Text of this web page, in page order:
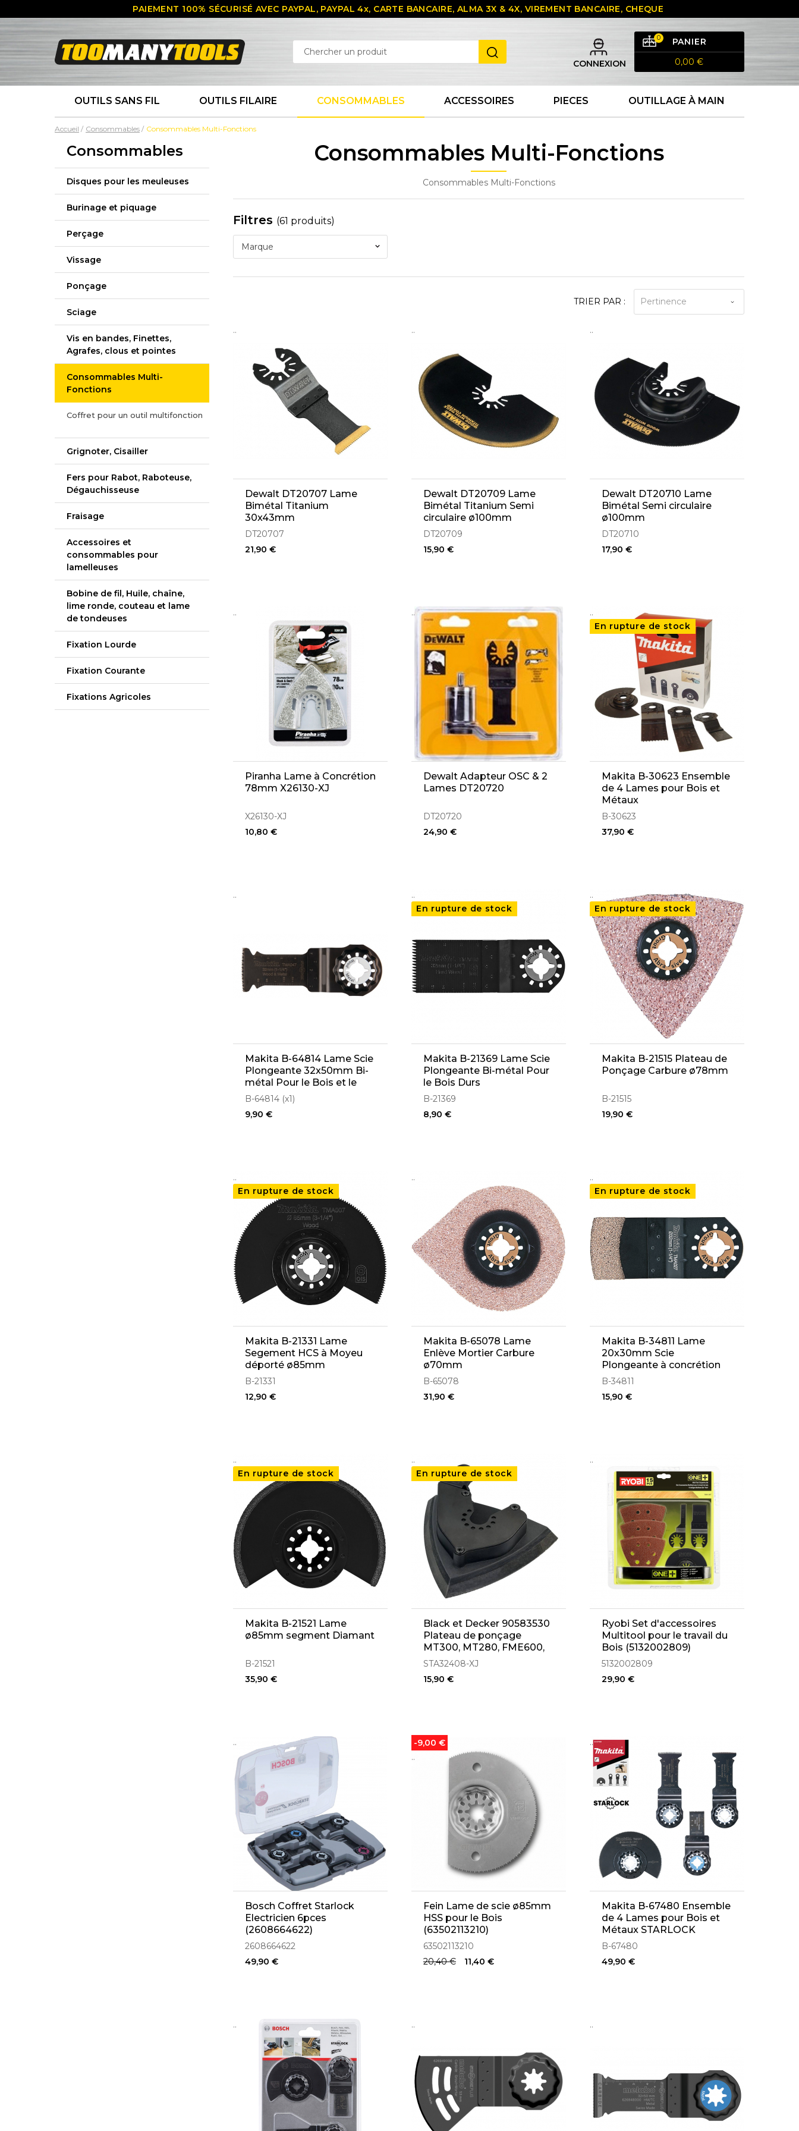
PAIEMENT 100% SÉCURISÉ AVEC PAYPAL, PAYPAL 4x, CARTE BANCAIRE, ALMA 3X & 4X, VIREMENT BANCAIRE, CHEQUE
CONNEXION
PANIER
0
0,00 €
OUTILS SANS FIL OUTILS FILAIRE CONSOMMABLES ACCESSOIRES PIECES OUTILLAGE À MAIN
Accueil Consommables Consommables Multi-Fonctions
Consommables
Disques pour les meuleuses
Burinage et piquage
Perçage
Vissage
Ponçage
Sciage
Vis en bandes, Finettes,
Agrafes, clous et pointes
Consommables Multi-
Fonctions
Coffret pour un outil multifonction
Grignoter, Cisailler
Fers pour Rabot, Raboteuse,
Dégauchisseuse
Fraisage
Accessoires et
consommables pour
lamelleuses
Bobine de fil, Huile, chaîne,
lime ronde, couteau et lame
de tondeuses
Fixation Lourde
Fixation Courante
Fixations Agricoles
Consommables Multi-Fonctions
Consommables Multi-Fonctions
Filtres (61 produits)
Marque
TRIER PAR : Pertinence
..
Dewalt DT20707 Lame
Bimétal Titanium
30x43mm
DT20707
21,90 €
..
Dewalt DT20709 Lame
Bimétal Titanium Semi
circulaire ø100mm
DT20709
15,90 €
..
Dewalt DT20710 Lame
Bimétal Semi circulaire
ø100mm
DT20710
17,90 €
..
Piranha Lame à Concrétion
78mm X26130-XJ
X26130-XJ
10,80 €
..
Dewalt Adapteur OSC & 2
Lames DT20720
DT20720
24,90 €
..
En rupture de stock
Makita B-30623 Ensemble
de 4 Lames pour Bois et
Métaux
B-30623
37,90 €
..
Makita B-64814 Lame Scie
Plongeante 32x50mm Bi-
métal Pour le Bois et le
Métal (TMA047)
B-64814 (x1)
9,90 €
..
En rupture de stock
Makita B-21369 Lame Scie
Plongeante Bi-métal Pour
le Bois Durs
B-21369
8,90 €
..
En rupture de stock
Makita B-21515 Plateau de
Ponçage Carbure ø78mm
B-21515
19,90 €
..
En rupture de stock
Makita B-21331 Lame
Segement HCS à Moyeu
déporté ø85mm
B-21331
12,90 €
..
Makita B-65078 Lame
Enlève Mortier Carbure
ø70mm
B-65078
31,90 €
..
En rupture de stock
Makita B-34811 Lame
20x30mm Scie
Plongeante à concrétion
Carbure
B-34811
15,90 €
..
En rupture de stock
Makita B-21521 Lame
ø85mm segment Diamant
B-21521
35,90 €
..
En rupture de stock
Black et Decker 90583530
Plateau de ponçage
MT300 , MT280, FME600,
FME650, FMC710 (X32408-
STA32408-XJ
15,90 €
..
Ryobi Set d'accessoires
Multitool pour le travail du
Bois (5132002809)
5132002809
29,90 €
..
Bosch Coffret Starlock
Electricien 6pces
(2608664622)
2608664622
49,90 €
..
Fein Lame de scie ø85mm
HSS pour le Bois
(63502113210)
63502113210
20,40 €
-9,00 €
11,40 €
..
Makita B-67480 Ensemble
de 4 Lames pour Bois et
Métaux STARLOCK
B-67480
49,90 €
.. .. ..